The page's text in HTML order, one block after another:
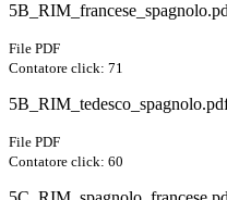
File PDF
Contatore click: 71
File PDF
Contatore click: 60